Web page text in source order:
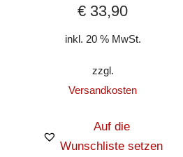
€ 33,90
inkl. 20 % MwSt.
zzgl.
Versandkosten
Auf die
Wunschliste setzen